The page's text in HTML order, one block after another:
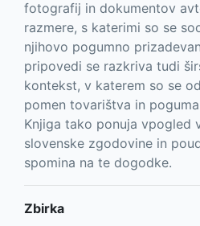
fotografij in dokumentov
razmere, s katerimi so se
njihovo pogumno
pripovedi se razkriva tudi
kontekst, v katerem so se
pomen tovarištva in
Knjiga tako ponuja vpogled
slovenske zgodovine in
spomina na te dogodke.
Zbirka